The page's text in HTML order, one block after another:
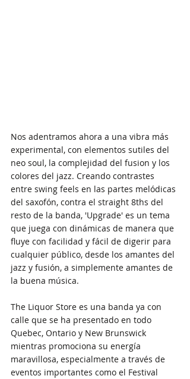
Nos adentramos ahora a una vibra más
experimental, con elementos sutiles del
neo soul, la complejidad del fusion y los
colores del jazz. Creando contrastes
entre swing feels en las partes melódicas
del saxofón, contra el straight 8ths del
resto de la banda, 'Upgrade' es un tema
que juega con dinámicas de manera que
fluye con facilidad y fácil de digerir para
cualquier público, desde los amantes del
jazz y fusión, a simplemente amantes de
la buena música.
The Liquor Store es una banda ya con
calle que se ha presentado en todo
Quebec, Ontario y New Brunswick
mientras promociona su energía
maravillosa, especialmente a través de
eventos importantes como el Festival